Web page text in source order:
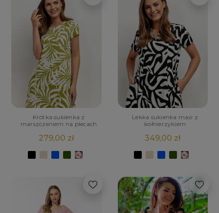
Krótka sukienka z
marszczeniem na plecach
279,00 zł
Lekka sukienka maxi z
kołnierzykiem
349,00 zł